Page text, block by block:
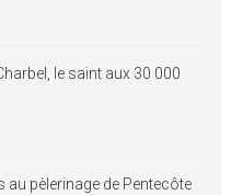
le saint aux 30 000
au pèlerinage de Pentecôte